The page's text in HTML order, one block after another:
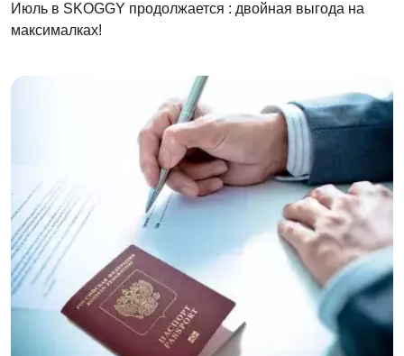
Июль в SKOGGY продолжается : двойная выгода на
максималках!